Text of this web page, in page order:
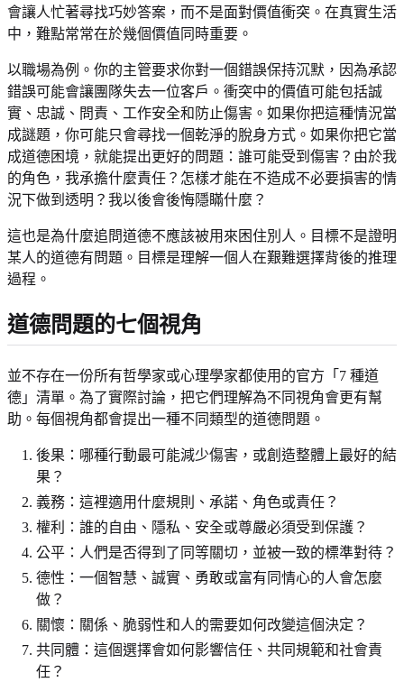
會讓人忙著尋找巧妙答案，而不是面對價值衝突。在真實生活
中，難點常常在於幾個價值同時重要。
以職場為例。你的主管要求你對一個錯誤保持沉默，因為承認
錯誤可能會讓團隊失去一位客戶。衝突中的價值可能包括誠
實、忠誠、問責、工作安全和防止傷害。如果你把這種情況當
成謎題，你可能只會尋找一個乾淨的脫身方式。如果你把它當
成道德困境，就能提出更好的問題：誰可能受到傷害？由於我
的角色，我承擔什麼責任？怎樣才能在不造成不必要損害的情
況下做到透明？我以後會後悔隱瞞什麼？
這也是為什麼追問道德不應該被用來困住別人。目標不是證明
某人的道德有問題。目標是理解一個人在艱難選擇背後的推理
過程。
道德問題的七個視角
並不存在一份所有哲學家或心理學家都使用的官方「7 種道
德」清單。為了實際討論，把它們理解為不同視角會更有幫
助。每個視角都會提出一種不同類型的道德問題。
後果：哪種行動最可能減少傷害，或創造整體上最好的結
果？
義務：這裡適用什麼規則、承諾、角色或責任？
權利：誰的自由、隱私、安全或尊嚴必須受到保護？
公平：人們是否得到了同等關切，並被一致的標準對待？
德性：一個智慧、誠實、勇敢或富有同情心的人會怎麼
做？
關懷：關係、脆弱性和人的需要如何改變這個決定？
共同體：這個選擇會如何影響信任、共同規範和社會責
任？